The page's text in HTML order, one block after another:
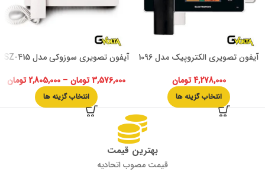
آیفون تصویری الکتروپیک مدل 1096
4,278,000 تومان
انتخاب گزینه ها
آیفون تصویری سوزوکی مدل SZ-415
3,576,000تومان –
2,805,000تومان
انتخاب گزینه ها
بهترین قیمت
قیمت مصوب اتحادیه